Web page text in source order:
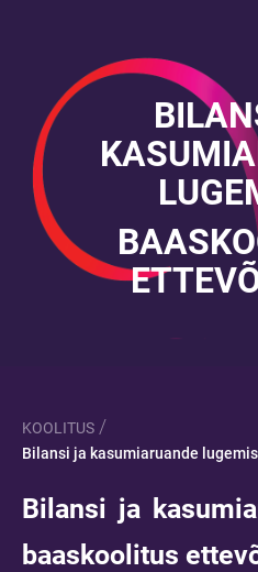
KOOLITUS /
Bilansi ja kasumiaruande
Bilansi ja
baaskoolitus